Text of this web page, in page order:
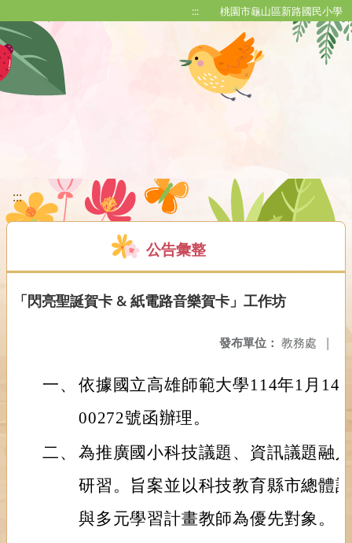
::: 桃園市龜山區新路國民小學
:::
公告彙整
「閃亮聖誕賀卡 & 紙電路音樂賀卡」工作坊
發布單位： 教務處 |
一、 依據國立高雄師範大學114年1月14
00272號函辦理。
二、 為推廣國小科技議題、資訊議題融
研習。旨案並以科技教育縣市總體
與多元學習計畫教師為優先對象。